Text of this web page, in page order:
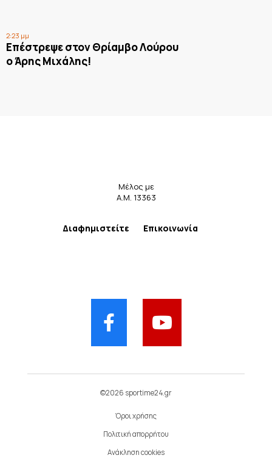
2:23 μμ
Επέστρεψε στον Θρίαμβο Λούρου
ο Άρης Μιχάλης!
Μέλος με
Α.Μ. 13363
Διαφημιστείτε Επικοινωνία
©2026 sportime24.gr
Όροι χρήσης
Πολιτική απορρήτου
Ανάκληση cookies